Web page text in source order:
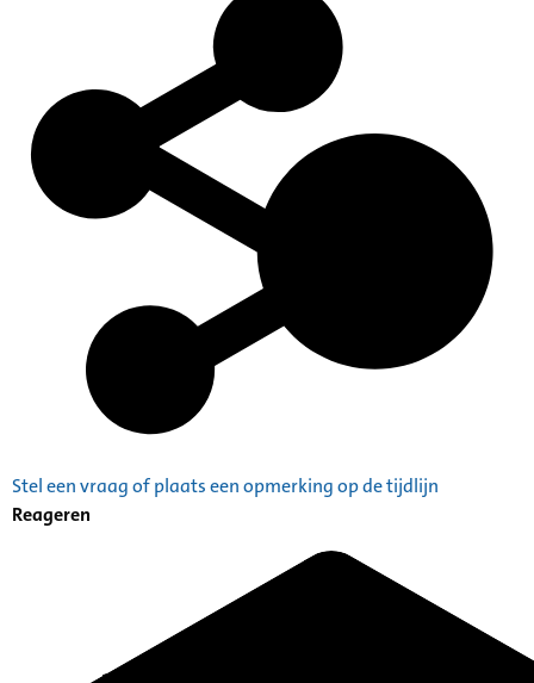
Stel een vraag of plaats een opmerking op de tijdlijn
Reageren